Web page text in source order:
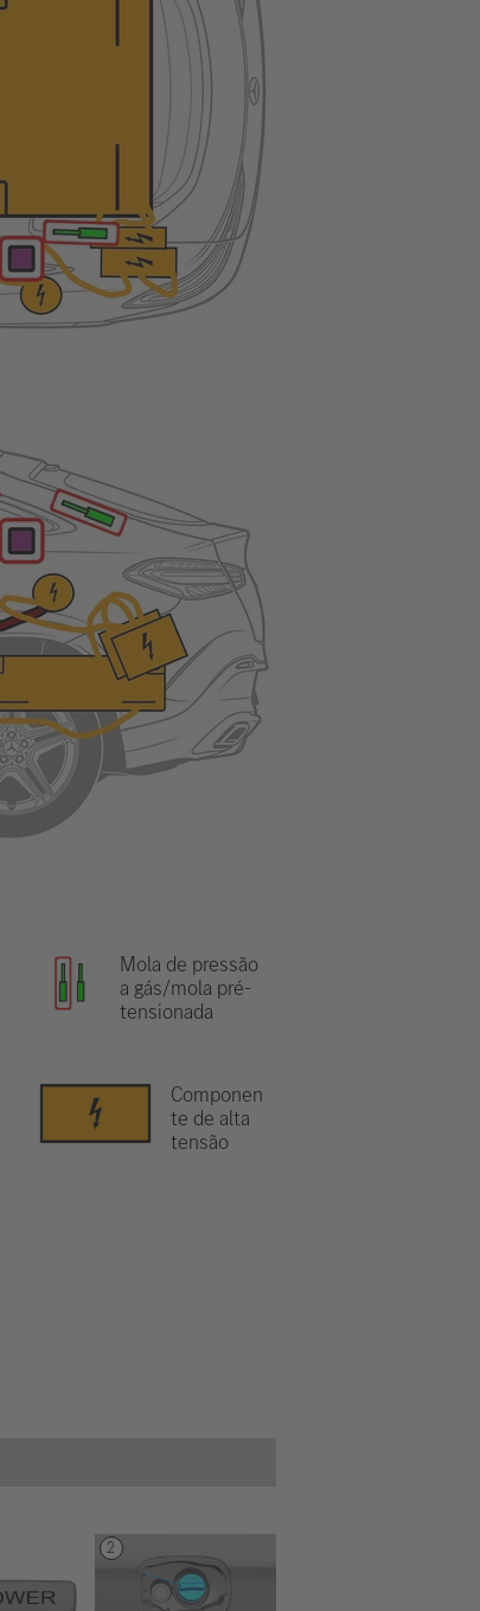
Mola de pressão
a gás/mola pré-
tensionada
Componen
te de alta
tensão